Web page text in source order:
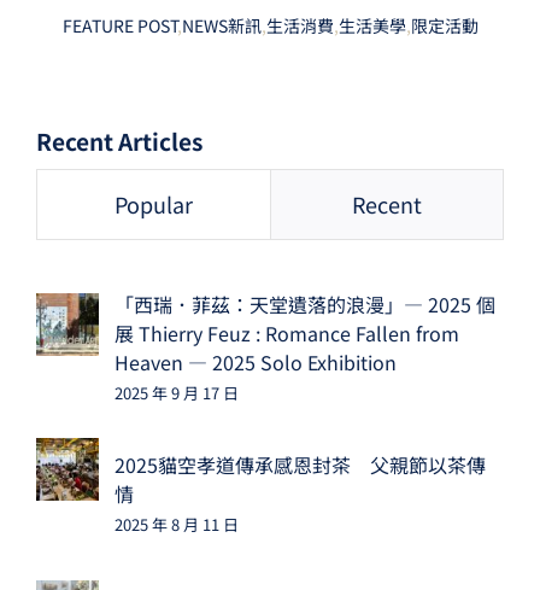
FEATURE POST,NEWS新訊,生活消費,生活美學,限定活動
Recent Articles
Popular Recent
「西瑞．菲茲：天堂遺落的浪漫」— 2025 個
展 Thierry Feuz : Romance Fallen from
Heaven — 2025 Solo Exhibition
2025 年 9 月 17 日
2025貓空孝道傳承感恩封茶 父親節以茶傳
情
2025 年 8 月 11 日